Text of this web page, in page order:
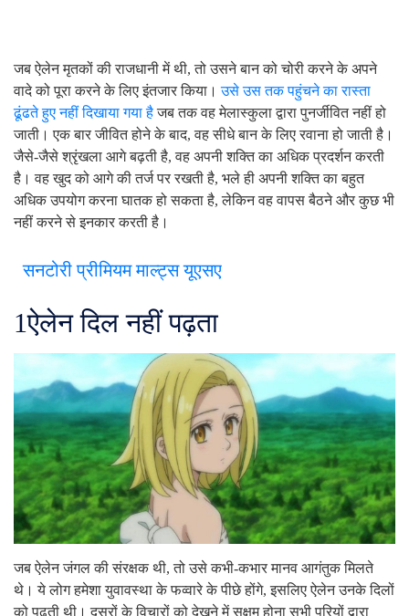
जब ऐलेन मृतकों की राजधानी में थी, तो उसने बान को चोरी करने के अपने
वादे को पूरा करने के लिए इंतजार किया।उसे उस तक पहुंचने का रास्ता
ढूंढते हुए नहीं दिखाया गया हैजब तक वह मेलास्कुला द्वारा पुनर्जीवित नहीं हो
जाती। एक बार जीवित होने के बाद, वह सीधे बान के लिए रवाना हो जाती है।
जैसे-जैसे श्रृंखला आगे बढ़ती है, वह अपनी शक्ति का अधिक प्रदर्शन करती
है। वह खुद को आगे की तर्ज पर रखती है, भले ही अपनी शक्ति का बहुत
अधिक उपयोग करना घातक हो सकता है, लेकिन वह वापस बैठने और कुछ भी
नहीं करने से इनकार करती है।
सनटोरी प्रीमियम माल्ट्स यूएसए
1ऐलेन दिल नहीं पढ़ता
जब ऐलेन जंगल की संरक्षक थी, तो उसे कभी-कभार मानव आगंतुक मिलते
थे। ये लोग हमेशा युवावस्था के फव्वारे के पीछे होंगे, इसलिए ऐलेन उनके दिलों
को पढ़ती थी। दूसरों के विचारों को देखने में सक्षम होना सभी परियों द्वारा